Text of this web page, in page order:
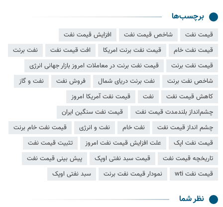
برچسب‌ها
قیمت نفت شاخص قیمت نفت
افزایش قیمت نفت
قیمت نفت خام
قیمت نفت برنت امریکا افت قیمت نفت
نفت برنت
قیمت نفت برنت
قیمت نفت برنت در معاملات امروز بازار جهانی انرژی
شاخص نفت برنت
نفت برنت دریای شمال فروش نفت
نفت و گاز
کاهش قیمت نفت
نفت
قیمت نفت آمریکا امروز
چشم‌انداز بلندمدت قیمت نفت
قیمت نفت سنگین ایران
چشم انداز قیمت نفت
نفت خام نفت و انرژی
قیمت نفت خام برنت
قیمت نفت اپک
علت افزایش قیمت نفت امروز
تثبیت قیمت نفت
تاریخچه قیمت نفت
قیمت سبد نفتی اوپک
پیش بینی قیمت نفت
قیمت نفت wti
نمودار قیمت نفت برنت سبد نفتی اوپک
نظر شما